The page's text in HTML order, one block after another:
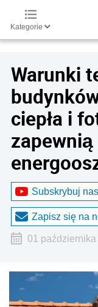
Kategorie
Warunki
ciepła i
zapewnią
Subskrybuj
Zapisz się na
01